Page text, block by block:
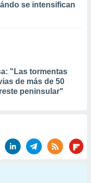
se intensifican
"Las tormentas
de más de 50
peninsular"